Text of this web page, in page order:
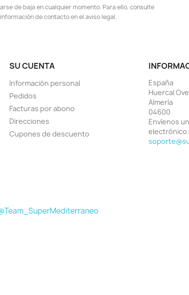
de baja en cualquier momento. Para ello, consulte
de contacto en el aviso legal.
SU CUENTA
Información personal
Pedidos
Facturas por abono
Direcciones
Cupones de descuento
España
Huercal
Almería
04600
Envíenos
electrónico: